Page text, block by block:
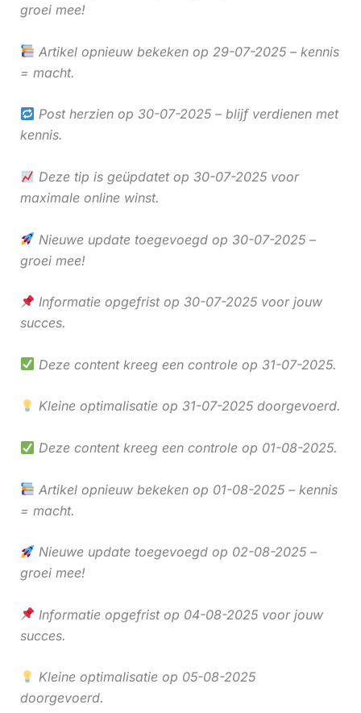
groei mee!
Artikel opnieuw bekeken op 29-07-2025 – kennis
= macht.
Post herzien op 30-07-2025 – blijf verdienen met
kennis.
Deze tip is geüpdatet op 30-07-2025 voor
maximale online winst.
Nieuwe update toegevoegd op 30-07-2025 –
groei mee!
Informatie opgefrist op 30-07-2025 voor jouw
succes.
Deze content kreeg een controle op 31-07-2025.
Kleine optimalisatie op 31-07-2025 doorgevoerd.
Deze content kreeg een controle op 01-08-2025.
Artikel opnieuw bekeken op 01-08-2025 – kennis
= macht.
Nieuwe update toegevoegd op 02-08-2025 –
groei mee!
Informatie opgefrist op 04-08-2025 voor jouw
succes.
Kleine optimalisatie op 05-08-2025
doorgevoerd.